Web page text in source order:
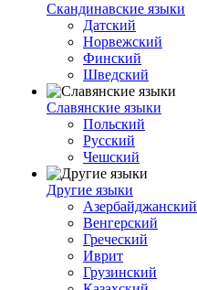
Скандинавские языки
Датский
Норвежский
Финский
Шведский
Славянские языки
Польский
Русский
Чешский
Другие языки
Азербайджанский
Венгерский
Греческий
Иврит
Грузинский